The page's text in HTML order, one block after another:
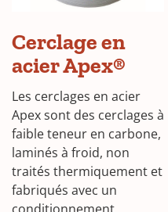
Cerclage en
acier Apex®
Les cerclages en acier
Apex sont des cerclages à
faible teneur en carbone,
laminés à froid, non
traités thermiquement et
fabriqués avec un